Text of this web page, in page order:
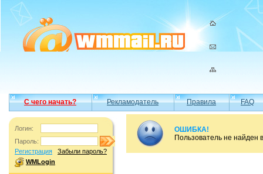
С чего начать? Рекламодатель Правила FAQ
Логин:
Пароль:
Регистрация
Забыли пароль?
WMLogin
ОШИБКА!
Пользователь не найден